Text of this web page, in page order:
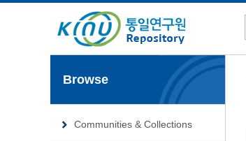
Browse
Communities & Collections